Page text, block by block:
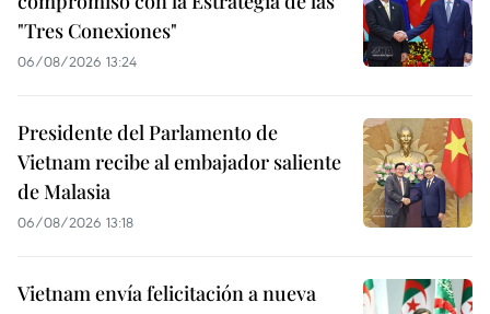
"Tres Conexiones"
06/08/2026 13:24
Presidente del Parlamento de
Vietnam recibe al embajador saliente
de Malasia
06/08/2026 13:18
Vietnam envía felicitación a nueva